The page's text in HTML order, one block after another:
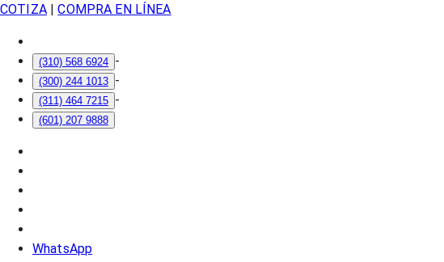
COTIZA| COMPRA EN LÍNEA
(310) 568 6924 -
(300) 244 1013 -
(311) 464 7215 -
(601) 207 9888
WhatsApp